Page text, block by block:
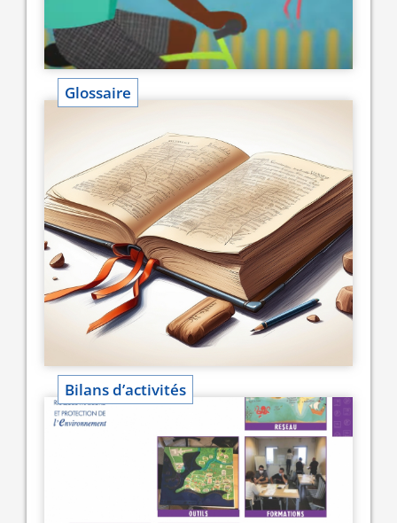
Glossaire
Bilans d’activités